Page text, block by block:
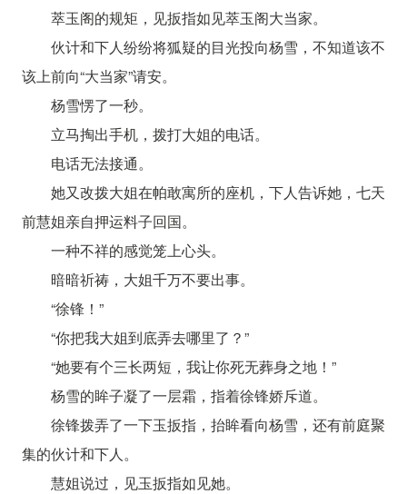
萃玉阁的规矩，见扳指如见萃玉阁大当家。
伙计和下人纷纷将狐疑的目光投向杨雪，不知道该不
该上前向“大当家”请安。
杨雪愣了一秒。
立马掏出手机，拨打大姐的电话。
电话无法接通。
她又改拨大姐在帕敢寓所的座机，下人告诉她，七天
前慧姐亲自押运料子回国。
一种不祥的感觉笼上心头。
暗暗祈祷，大姐千万不要出事。
“徐锋！”
“你把我大姐到底弄去哪里了？”
“她要有个三长两短，我让你死无葬身之地！”
杨雪的眸子凝了一层霜，指着徐锋娇斥道。
徐锋拨弄了一下玉扳指，抬眸看向杨雪，还有前庭聚
集的伙计和下人。
慧姐说过，见玉扳指如见她。